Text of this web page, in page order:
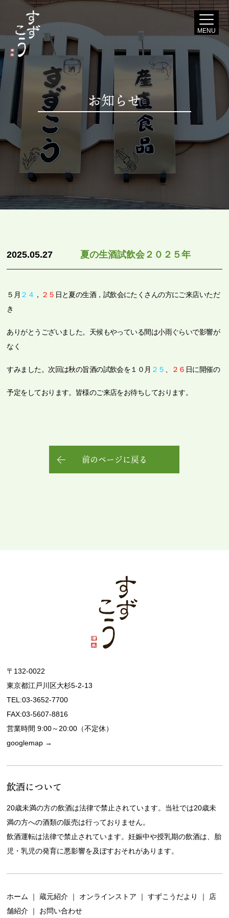
MENU
お知らせ
2025.05.27 夏の生酒試飲会２０２５年
５月 ２４ ， ２５ 日と夏の生酒，試飲会にたくさんの方にご来店いただ
き
ありがとうございました。天候もやっている間は小雨ぐらいで影響が
なく
すみました。次回は秋の旨酒の試飲会を１０月 ２５ ２６ 日に開催の
予定をしております。皆様のご来店をお待ちしております。
前のページに戻る
〒132-0022
東京都江戸川区大杉5-2-13
TEL:03-3652-7700
FAX:03-5607-8816
営業時間 9:00～20:00（不定休）
googlemap →
飲酒について
20歳未満の方の飲酒は法律で禁止されています。当社では20歳未
満の方への酒類の販売は行っておりません。
飲酒運転は法律で禁止されています。妊娠中や授乳期の飲酒は、胎
児・乳児の発育に悪影響を及ぼすおそれがあります。
ホーム ｜蔵元紹介 ｜ オンラインストア ｜すずこうだより ｜ 店
舗紹介 ｜ お問い合わせ